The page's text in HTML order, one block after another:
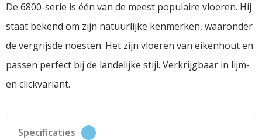
De 6800-serie is één van de meest populaire vloeren. Hij
staat bekend om zijn natuurlijke kenmerken, waaronder
de vergrijsde noesten. Het zijn vloeren van eikenhout en
passen perfect bij de landelijke stijl. Verkrijgbaar in lijm-
en clickvariant.
Specificaties